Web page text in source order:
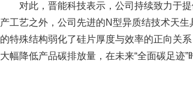
对此，晋能科技表示，公司持续致力于
产工艺之外，公司先进的N型异质结技术天
的特殊结构弱化了硅片厚度与效率的正向关
大幅降低产品碳排放量，在未来“全面碳足迹”